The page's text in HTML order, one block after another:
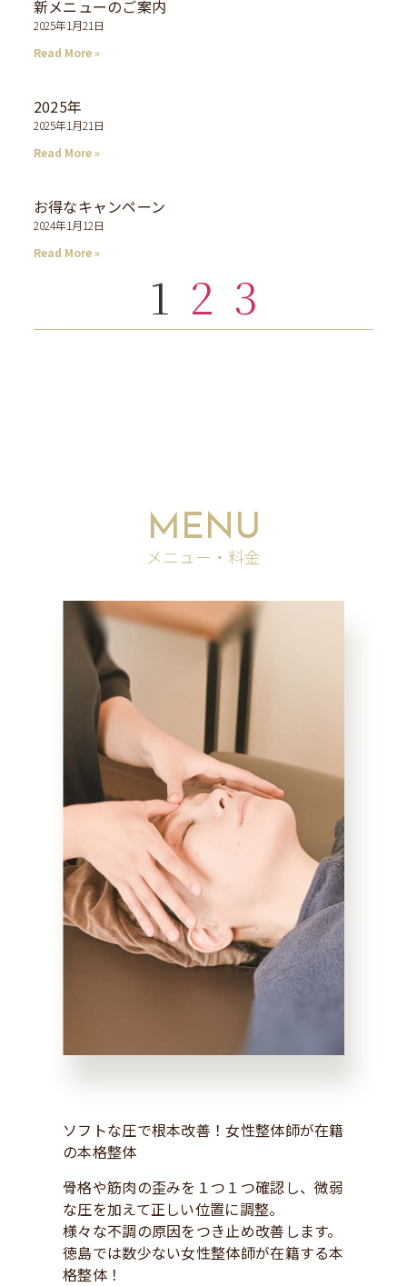
新メニューのご案内
2025年1月21日
Read More »
2025年
2025年1月21日
Read More »
お得なキャンペーン
2024年1月12日
Read More »
1 2 3
MENU
メニュー・料金
ソフトな圧で根本改善！女性整体師が在籍
の本格整体
骨格や筋肉の歪みを１つ１つ確認し、微弱
な圧を加えて正しい位置に調整。
様々な不調の原因をつき止め改善します。
徳島では数少ない女性整体師が在籍する本
格整体！